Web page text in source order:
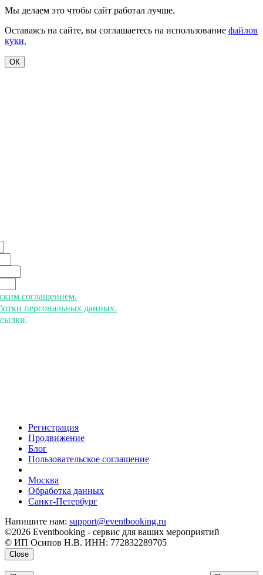
Мы делаем это чтобы сайт работал лучше.
Оставаясь на сайте, вы соглашаетесь на использование файлов
куки.
ОК
соглашением.
персональных данных.
Регистрация
Продвижение
Блог
Пользовательское соглашение
Москва
Обработка данных
Санкт-Петербург
Напишите нам: support@eventbooking.ru
©2026 Eventbooking - сервис для ваших мероприятий
© ИП Осипов Н.В. ИНН: 772832289705
Close